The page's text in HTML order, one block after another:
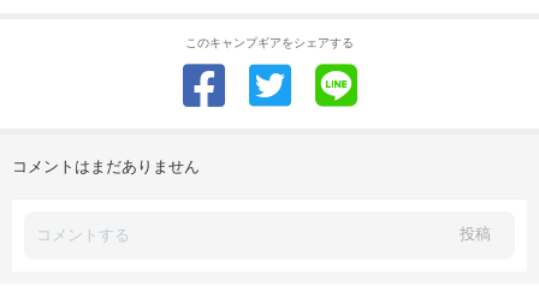
このキャンプギアをシェアする
コメントはまだありません
投稿